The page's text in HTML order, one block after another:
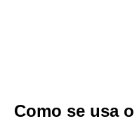
Como se usa